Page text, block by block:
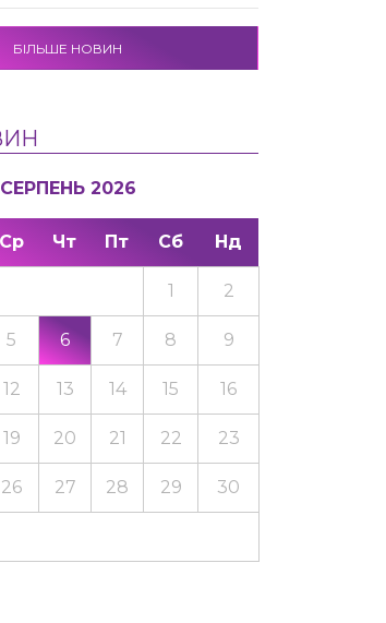
БІЛЬШЕ НОВИН
СЕРПЕНЬ 2026
Ср Чт Пт Сб Нд
1 2
5 6 7 8 9
12 13 14 15 16
19 20 21 22 23
26 27 28 29 30